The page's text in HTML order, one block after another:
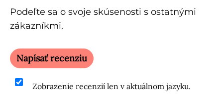
Podeľte sa o svoje skúsenosti s ostatnými
zákazníkmi.
Napísať recenziu
Zobrazenie recenzií len v aktuálnom jazyku.